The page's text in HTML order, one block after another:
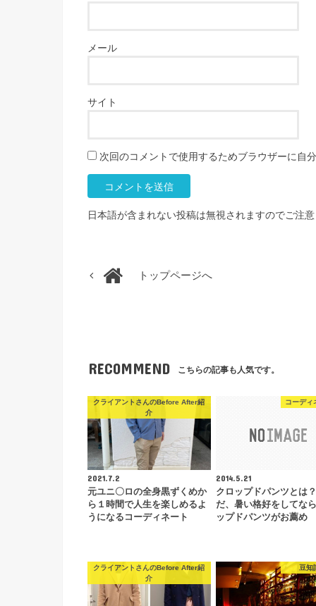
メール
サイト
次回のコメントで使用するためブラウザーに自
日本語が含まれない投稿は無視されますのでご注
トップページへ
RECOMMEND こちらの記事も人気です。
クライアントさんのBefore After紹
介
2021.7.2
元ユニ〇ロの全身黒ずくめか
ら１時間で人生を楽しめるよ
うになるコーディネート
コーディ
2014.5.21
クロップドパンツとは
だ、暑い格好をしてな
ップドパンツがお薦め
クライアントさんのBefore After紹
介
豆知